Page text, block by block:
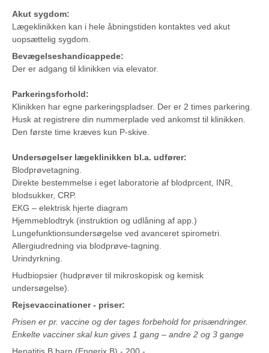
Akut sygdom:
Lægeklinikken kan i hele åbningstiden kontaktes ved akut
uopsættelig sygdom.
Bevægelseshandicappede:
Der er adgang til klinikken via elevator.
Parkeringsforhold:
Klinikken har egne parkeringspladser. Der er 2 times parkering.
Husk at registrere din nummerplade ved ankomst til klinikken.
Den første time kræves kun P-skive.
Undersøgelser lægeklinikken bl.a. udfører:
Blodprøvetagning.
Direkte bestemmelse i eget laboratorie af blodprcent, INR,
blodsukker, CRP.
EKG – elektrisk hjerte diagram
Hjemmeblodtryk (instruktion og udlåning af app.)
Lungefunktionsundersøgelse ved avanceret spirometri.
Allergiudredning via blodprøve-tagning.
Urindyrkning.
Hudbiopsier (hudprøver til mikroskopisk og kemisk
undersøgelse).
Rejsevaccinationer - priser:
Prisen er pr. vaccine og der tages forbehold for prisændringer.
Enkelte vacciner skal kun gives 1 gang – andre 2 og 3 gange